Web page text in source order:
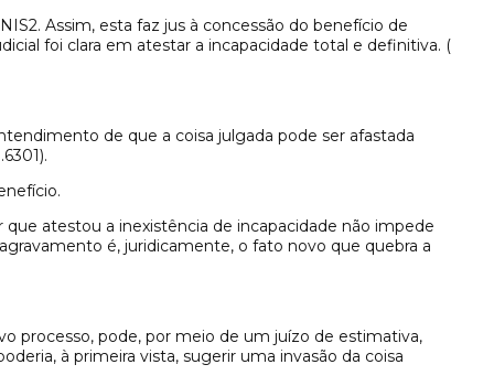
Assim, esta faz jus à concessão do benefício de
foi clara em atestar a incapacidade total e definitiva. (
de que a coisa julgada pode ser afastada
atestou a inexistência de incapacidade não impede
é, juridicamente, o fato novo que quebra a
processo, pode, por meio de um juízo de estimativa,
à primeira vista, sugerir uma invasão da coisa